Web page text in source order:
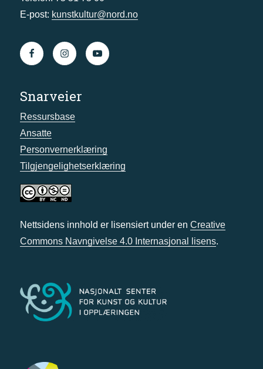
E-post: kunstkultur@nord.no
Snarveier
Ressursbase
Ansatte
Personvernerklæring
Tilgjengelighetserklæring
Nettsidens innhold er lisensiert under en Creative
Commons Navngivelse 4.0 Internasjonal lisens.